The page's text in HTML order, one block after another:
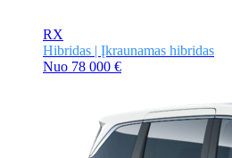
RX
Hibridas | Įkraunamas hibridas
Nuo 78 000 €